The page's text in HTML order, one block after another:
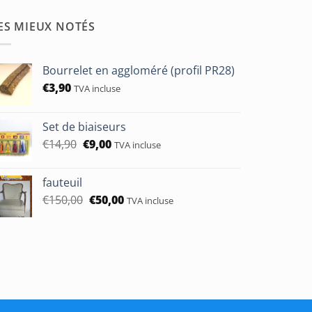
MIEUX NOTÉS
Bourrelet en aggloméré (profil PR28)
€3,90 TVA incluse
Set de biaiseurs
€14,90 Le
€14,90.
€9,00Le
€9,00.
TVA incluse
fauteuil
€150,00 Le
€50,00Le
TVA incluse